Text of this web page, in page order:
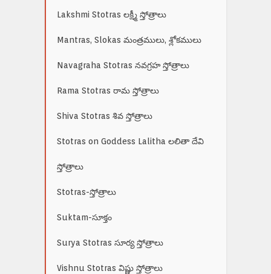
Lakshmi Stotras లక్ష్మీ స్తోత్రాలు
Mantras, Slokas మంత్రములు, శ్లోకములు
Navagraha Stotras నవగ్రహ స్తోత్రాలు
Rama Stotras రామ స్తోత్రాలు
Shiva Stotras శివ స్తోత్రాలు
Stotras on Goddess Lalitha లలితా దేవి
స్తోత్రాలు
Stotras-స్తోత్రాలు
Suktam-సూక్తం
Surya Stotras సూర్య స్తోత్రాలు
Vishnu Stotras విష్ణు స్తోత్రాలు